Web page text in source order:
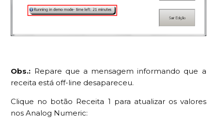
Obs.: Repare que a mensagem informando que a
receita está off-line desapareceu.
Clique no botão Receita 1 para atualizar os valores
nos Analog Numeric: